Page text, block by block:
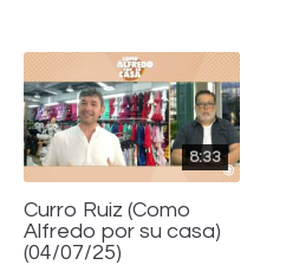
8:33
Curro Ruiz (Como
Alfredo por su casa)
(04/07/25)